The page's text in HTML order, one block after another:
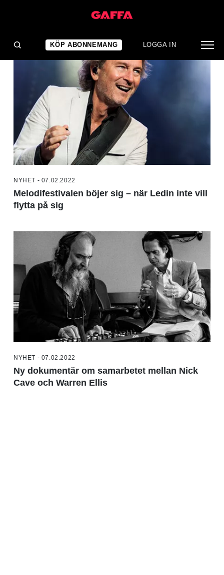
KÖP ABONNEMANG LOGGA IN
NYHET - 07.02.2022
Melodifestivalen böjer sig – när Ledin inte vill
flytta på sig
NYHET - 07.02.2022
Ny dokumentär om samarbetet mellan Nick
Cave och Warren Ellis